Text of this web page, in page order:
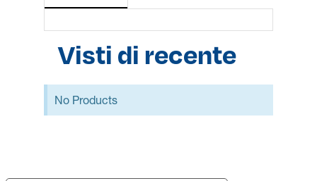
Visti di recente
No Products